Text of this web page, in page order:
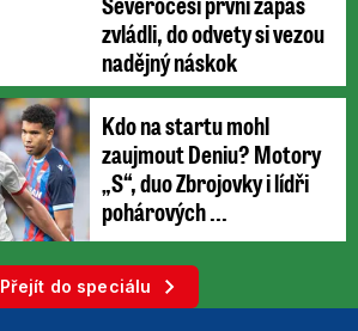
zvládli, do odvety si vezou
nadějný náskok
Kdo na startu mohl
zaujmout Deniu? Motory
„S“, duo Zbrojovky i lídři
pohárových ...
Přejít do speciálu